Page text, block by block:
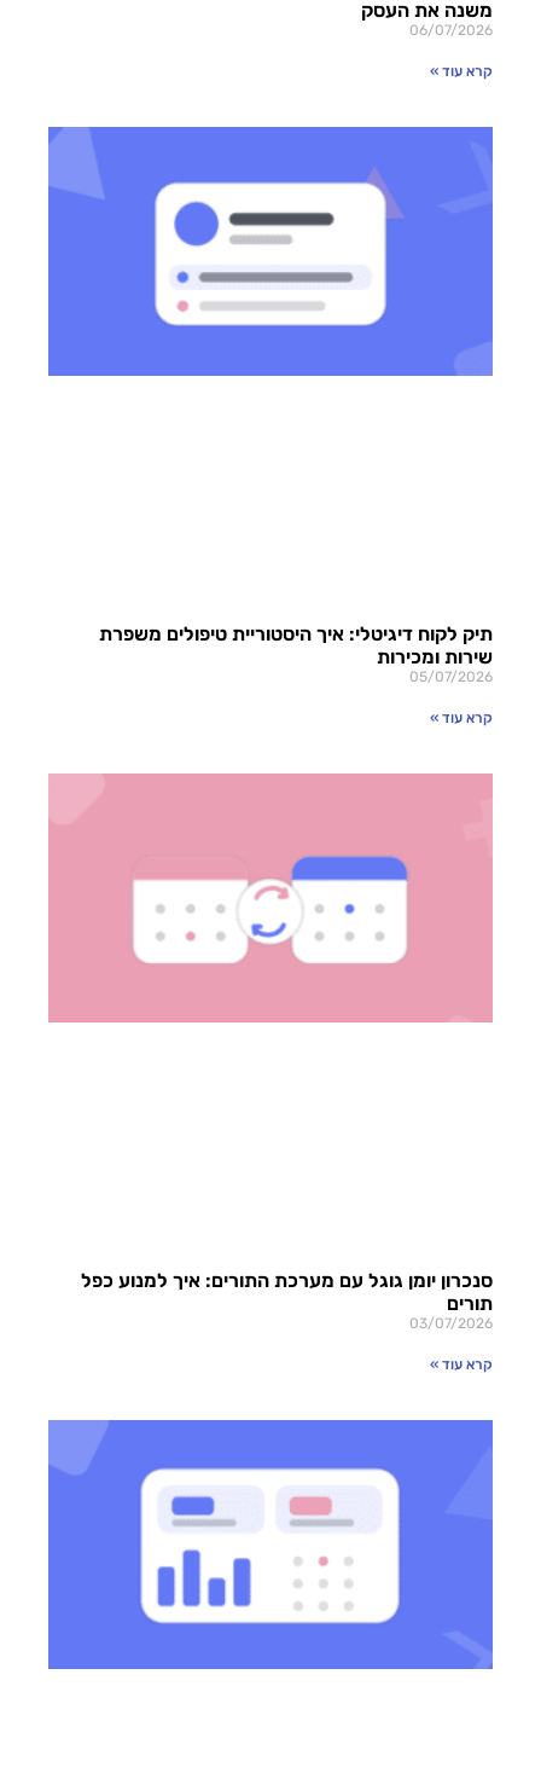
משנה את העסק
06/07/2026
קרא עוד »
תיק לקוח דיגיטלי: איך היסטוריית טיפולים משפרת
שירות ומכירות
05/07/2026
קרא עוד »
סנכרון יומן גוגל עם מערכת התורים: איך למנוע כפל
תורים
03/07/2026
קרא עוד »